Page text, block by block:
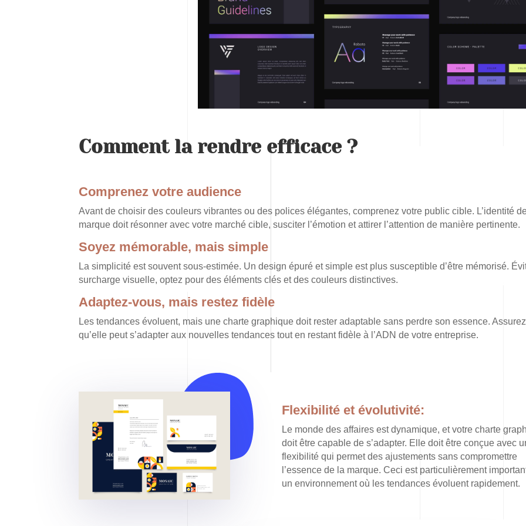
Comment la rendre efficace ?
Comprenez votre audience
Avant de choisir des couleurs vibrantes ou des polices élégantes, comprenez votre public cible. L’identité
marque doit résonner avec votre marché cible, susciter l’émotion et attirer l’attention de manière pertinente.
Soyez mémorable, mais simple
La simplicité est souvent sous-estimée. Un design épuré et simple est plus susceptible d’être mémorisé.
surcharge visuelle, optez pour des éléments clés et des couleurs distinctives.
Adaptez-vous, mais restez fidèle
Les tendances évoluent, mais une charte graphique doit rester adaptable sans perdre son essence.
qu’elle peut s’adapter aux nouvelles tendances tout en restant fidèle à l’ADN de votre entreprise.
Flexibilité et évolutivité:
Le monde des affaires est dynamique, et votre charte
doit être capable de s’adapter. Elle doit être conçue avec
flexibilité qui permet des ajustements sans compromettre
l’essence de la marque. Ceci est particulièrement
un environnement où les tendances évoluent rapidement.